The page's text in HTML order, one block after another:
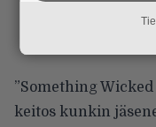
”Something
keitos kunkin